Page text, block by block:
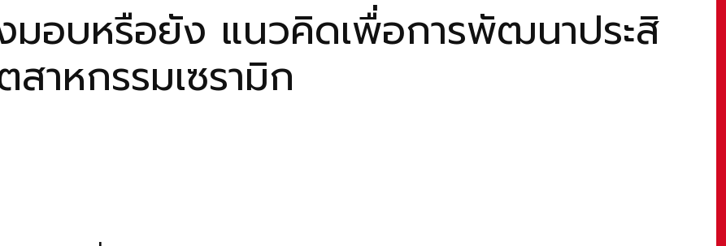
มอบหรือยัง แนวคิดเพื่อการพัฒนาประสิ
าหกรรมเซรามิก